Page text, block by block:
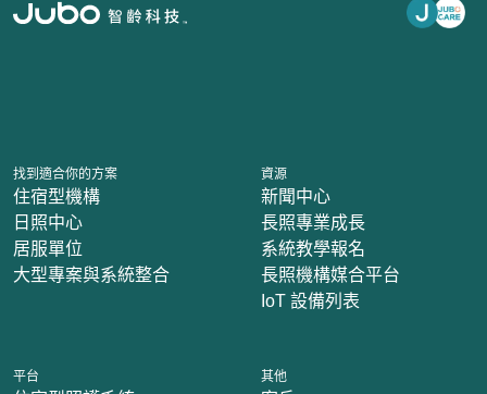
找到適合你的方案
住宿型機構
日照中心
居服單位
大型專案與系統整合
平台
資源
新聞中心
長照專業成長
系統教學報名
長照機構媒合平台
IoT 設備列表
其他